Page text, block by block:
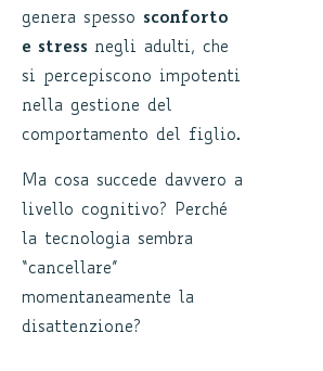
genera spesso sconforto
e stress negli adulti, che
si percepiscono impotenti
nella gestione del
comportamento del figlio.
Ma cosa succede davvero a
livello cognitivo? Perché
la tecnologia sembra
“cancellare”
momentaneamente la
disattenzione?